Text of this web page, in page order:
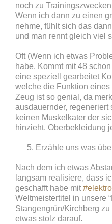
noch zu
Wenn ich dann zu einen
nehme, fühlt sich das
und man rennt gleich viel
Oft (Wenn ich etwas
habe. Kommt mit 48
eine speziell gearbeitet
welche die Funktion
Zeug ist so genial, da
ausdauernder,
keinen Muskelkater der
hinzieht. Oberbekleidung
Erzähle uns was
Nach dem ich etwas
langsam realisiere, dass
geschafft habe mit
Weltmeistertitel in unsere
Stangengrün/Kirchberg
etwas stolz darauf.